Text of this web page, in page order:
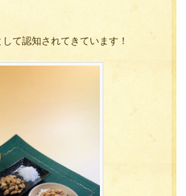
て認知されてきています！